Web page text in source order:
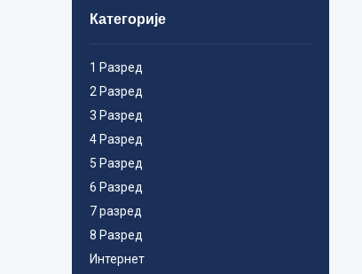
Категорије
1 Разред
2 Разред
3 Разред
4 Разред
5 Разред
6 Разред
7 разред
8 Разред
Интернет